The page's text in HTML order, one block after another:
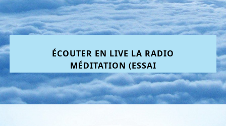
Lire la suite sur
meditationbiblique.ca
ÉCOUTER EN LIVE LA RADIO
MÉDITATION (ESSAI
TECHNIQUE) EN CLIQUANT
ICI